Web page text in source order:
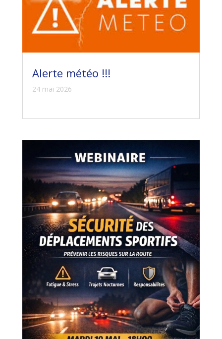
Alerte météo !!!
24 mai 2026